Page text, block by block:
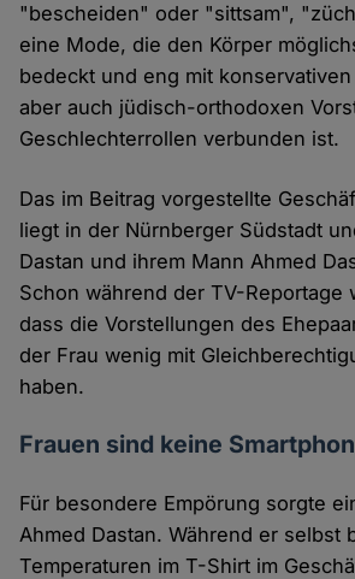
"bescheiden" oder "sittsam",
eine Mode, die den Körper
bedeckt und eng mit
aber auch jüdisch-orthodoxen
Geschlechterrollen verbunden ist.
Das im Beitrag vorgestellte
liegt in der Nürnberger Südstadt
Dastan und ihrem Mann Ahmed
Schon während der TV-Reportage
dass die Vorstellungen des
der Frau wenig mit
haben.
Frauen sind keine
Für besondere Empörung sorgte
Ahmed Dastan. Während er selbst
Temperaturen im T-Shirt im